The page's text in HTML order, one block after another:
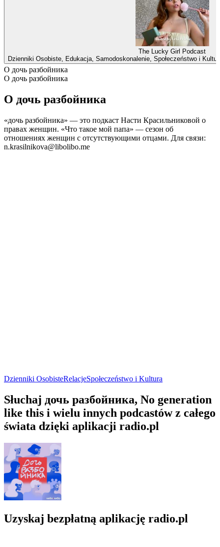
The Lucky Girl Podcast
Dzienniki Osobiste, Edukacja, Samodoskonalenie, Społeczeństwo i
O дочь разбойника
O дочь разбойника
O дочь разбойника
«дочь разбойника» — это подкаст Насти Красильниковой о
правах женщин. «Что такое мой папа» — сезон об
отношениях женщин с отсутствующими отцами. Для связи:
n.krasilnikova@libolibo.me
Dzienniki OsobisteRelacjeSpołeczeństwo i Kultura
Słuchaj дочь разбойника, No generation
like this i wielu innych podcastów z całego
świata dzięki aplikacji radio.pl
Uzyskaj bezpłatną aplikację radio.pl